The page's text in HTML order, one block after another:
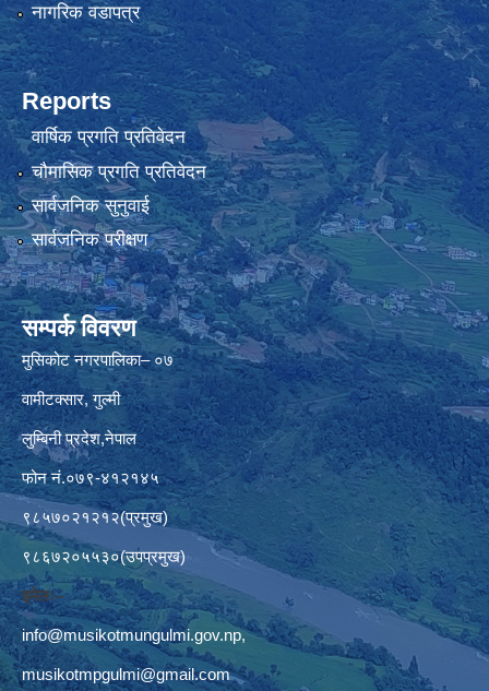
नागरिक वडापत्र
Reports
वार्षिक प्रगति प्रतिवेदन
चौमासिक प्रगति प्रतिवेदन
सार्वजनिक सुनुवाई
सार्वजनिक परीक्षण
सम्पर्क विवरण
मुसिकोट नगरपालिका– ०७
वामीटक्सार, गुल्मी
लुम्बिनी प्रदेश,नेपाल
फोन नं.०७९-४१२१४५
९८५७०२१२१२(प्रमुख)
९८६७२०५५३०(उपप्रमुख)
इमेलः–
info@musikotmungulmi.gov.np,
musikotmpgulmi@gmail.com